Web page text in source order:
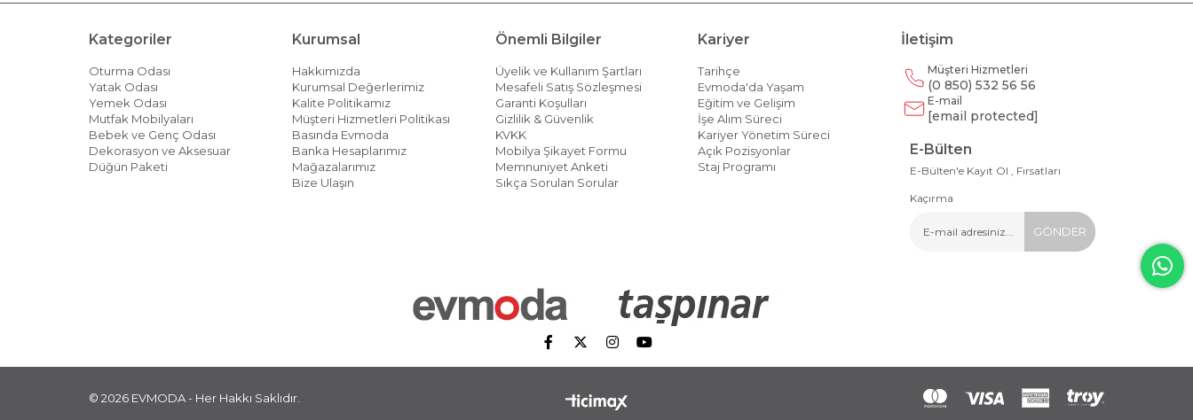
Kategoriler
Oturma Odası
Yatak Odası
Yemek Odası
Mutfak Mobilyaları
Bebek ve Genç Odası
Dekorasyon ve Aksesuar
Düğün Paketi
Kurumsal
Hakkımızda
Kurumsal Değerlerimiz
Kalite Politikamız
Müşteri Hizmetleri Politikası
Basında Evmoda
Banka Hesaplarımız
Mağazalarımız
Bize Ulaşın
Önemli Bilgiler
Üyelik ve Kullanım Şartları
Mesafeli Satış Sözleşmesi
Garanti Koşulları
Gizlilik & Güvenlik
KVKK
Mobilya Şikayet Formu
Memnuniyet Anketi
Sıkça Sorulan Sorular
Kariyer
Tarihçe
Evmoda'da Yaşam
Eğitim ve Gelişim
İşe Alım Süreci
Kariyer Yönetim Süreci
Açık Pozisyonlar
Staj Programı
İletişim
Müşteri Hizmetleri
(0 850) 532 56 56
E-mail
[email protected]
E-Bülten
E-Bülten'e Kayıt Ol , Fırsatları
Kaçırma
GÖNDER
© 2026 EVMODA - Her Hakkı Saklıdır.